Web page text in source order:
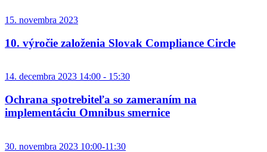
15. novembra 2023
10. výročie založenia Slovak Compliance Circle
14. decembra 2023 14:00 - 15:30
Ochrana spotrebiteľa so zameraním na
implementáciu Omnibus smernice
30. novembra 2023 10:00-11:30